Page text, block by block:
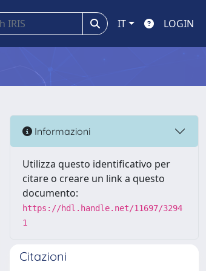
IT LOGIN
Informazioni
Utilizza questo identificativo per
citare o creare un link a questo
documento:
https://hdl.handle.net/11697/3294
1
Citazioni